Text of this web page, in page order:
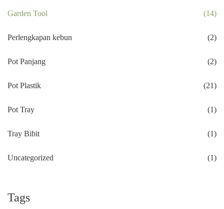
Garden Tool (14)
Perlengkapan kebun (2)
Pot Panjang (2)
Pot Plastik (21)
Pot Tray (1)
Tray Bibit (1)
Uncategorized (1)
Tags